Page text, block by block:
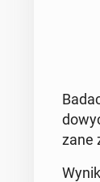
za­ne